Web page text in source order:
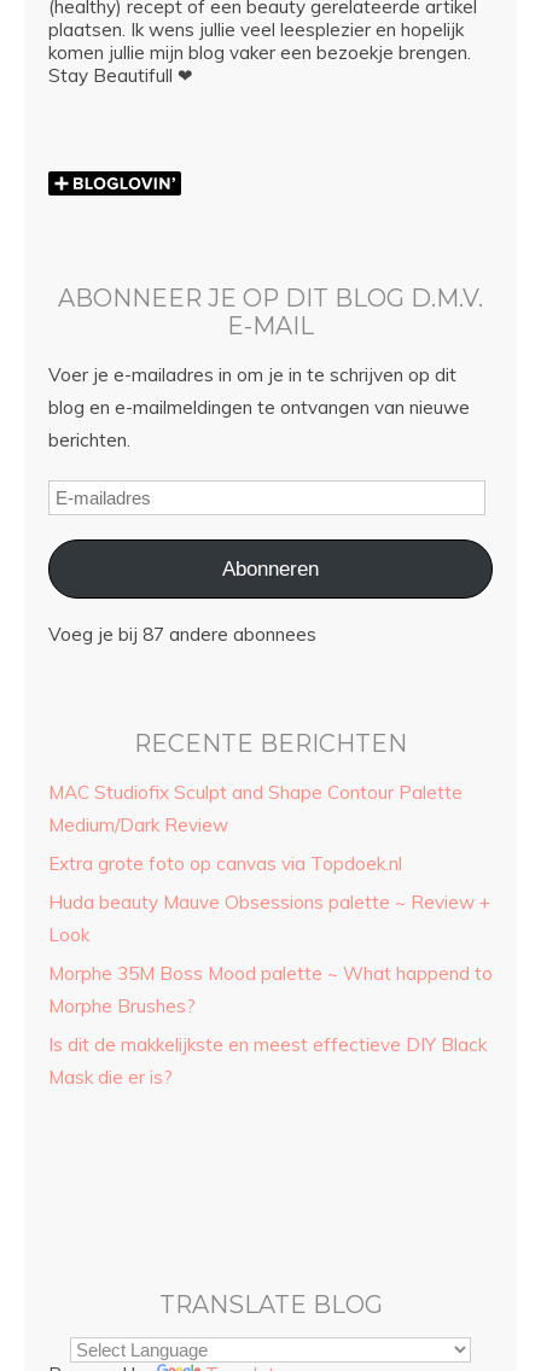
(healthy) recept of een beauty gerelateerde artikel
plaatsen. Ik wens jullie veel leesplezier en hopelijk
komen jullie mijn blog vaker een bezoekje brengen.
Stay Beautifull ❤
ABONNEER JE OP DIT BLOG D.M.V.
E-MAIL
Voer je e-mailadres in om je in te schrijven op dit
blog en e-mailmeldingen te ontvangen van nieuwe
berichten.
Abonneren
Voeg je bij 87 andere abonnees
RECENTE BERICHTEN
MAC Studiofix Sculpt and Shape Contour Palette
Medium/Dark Review
Extra grote foto op canvas via Topdoek.nl
Huda beauty Mauve Obsessions palette ~ Review +
Look
Morphe 35M Boss Mood palette ~ What happend to
Morphe Brushes?
Is dit de makkelijkste en meest effectieve DIY Black
Mask die er is?
TRANSLATE BLOG